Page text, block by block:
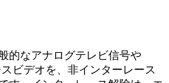
的なアナログテレビ信号や
ビデオを、非インターレース